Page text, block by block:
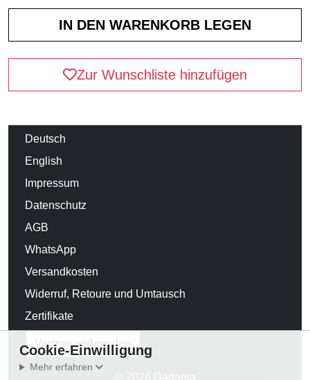
Zur Wunschliste hinzufügen
Deutsch
English
Impressum
Datenschutz
AGB
WhatsApp
Versandkosten
Widerruf, Retoure und Umtausch
Zertifikate
Vertrag widerrufen
Cookie-Einwilligung
Mehr erfahren